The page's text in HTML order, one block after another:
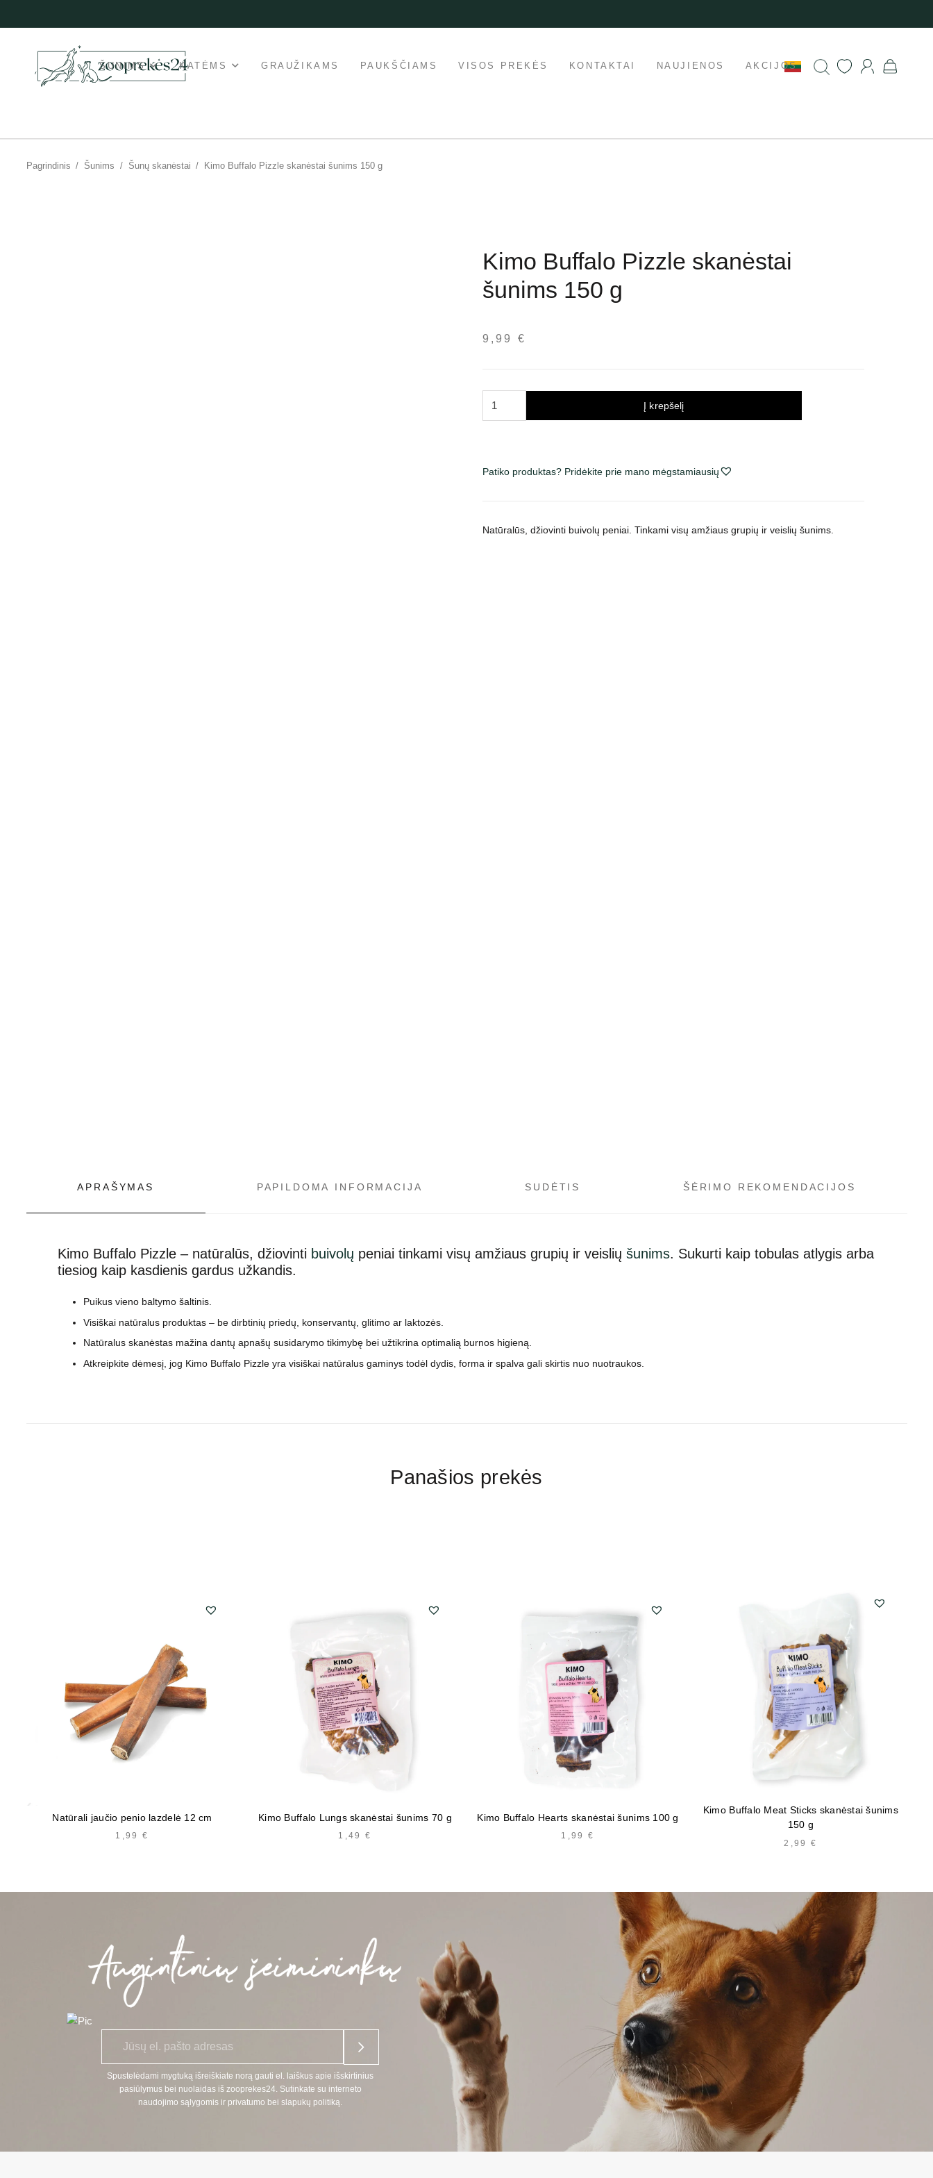
ŠUNIMS KATĖMS GRAUŽIKAMS PAUKŠČIAMS VISOS PREKĖS KONTAKTAI NAUJIENOS AKCIJOS
Pagrindinis / Šunims / Šunų skanėstai / Kimo Buffalo Pizzle skanėstai šunims 150 g
Kimo Buffalo Pizzle skanėstai
šunims 150 g
9,99 €
g
Į krepšelį
Patiko produktas? Pridėkite prie mano mėgstamiausių
Natūralūs, džiovinti buivolų peniai. Tinkami visų amžiaus grupių ir veislių šunims.
APRAŠYMAS PAPILDOMA INFORMACIJA SUDĖTIS ŠĖRIMO REKOMENDACIJOS
Kimo Buffalo Pizzle – natūralūs, džiovinti buivolų peniai tinkami visų amžiaus grupių ir veislių šunims. Sukurti kaip tobulas atlygis arba
tiesiog kaip kasdienis gardus užkandis.
Puikus vieno baltymo šaltinis.
Visiškai natūralus produktas – be dirbtinių priedų, konservantų, glitimo ar laktozės.
Natūralus skanėstas mažina dantų apnašų susidarymo tikimybę bei užtikrina optimalią burnos higieną.
Atkreipkite dėmesį, jog Kimo Buffalo Pizzle yra visiškai natūralus gaminys todėl dydis, forma ir spalva gali skirtis nuo nuotraukos.
Panašios prekės
Natūrali jaučio penio lazdelė 12 cm
1,99€
Kimo Buffalo Lungs skanėstai šunims 70 g
1,49€
Kimo Buffalo Hearts skanėstai šunims 100 g
1,99€
Kimo Buffalo Meat Sticks skanėstai šunims
150 g
2,99€
p
Spustelėdami mygtuką išreiškiate norą gauti el. laiškus apie išskirtinius
pasiūlymus bei nuolaidas iš zooprekes24. Sutinkate su interneto
naudojimo sąlygomis ir privatumo bei slapukų politiką.